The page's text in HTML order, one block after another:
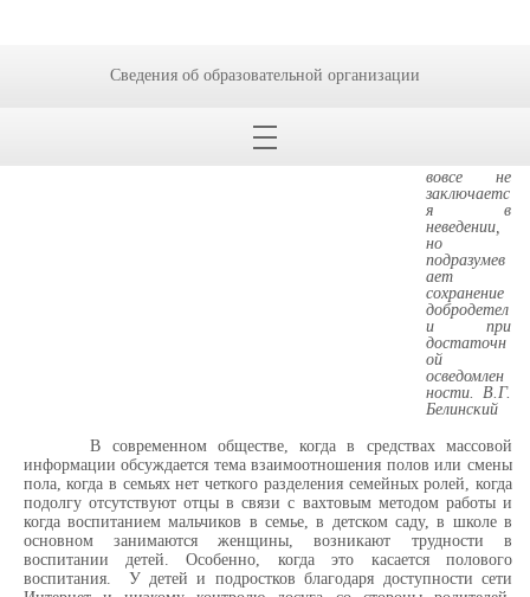
вовсе не
заключаетс
я в
неведении,
но
подразумев
ает
сохранение
добродетел
и при
достаточн
ой
осведомлен
ности. В.Г.
Белинский
В современном обществе, когда в средствах массовой
информации обсуждается тема взаимоотношения полов или смены
пола, когда в семьях нет четкого разделения семейных ролей, когда
подолгу отсутствуют отцы в связи с вахтовым методом работы и
когда воспитанием мальчиков в семье, в детском саду, в школе в
основном занимаются женщины, возникают трудности в
воспитании детей. Особенно, когда это касается полового
воспитания. У детей и подростков благодаря доступности сети
Сведения об образовательной организации